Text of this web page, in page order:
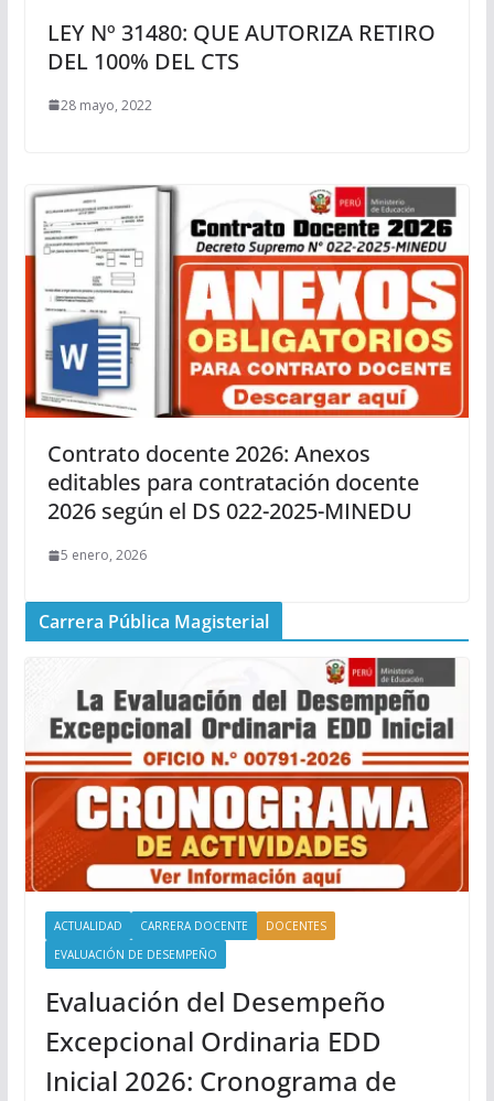
LEY Nº 31480: QUE AUTORIZA RETIRO
DEL 100% DEL CTS
28 mayo, 2022
Contrato docente 2026: Anexos
editables para contratación docente
2026 según el DS 022-2025-MINEDU
5 enero, 2026
Carrera Pública Magisterial
ACTUALIDAD CARRERA DOCENTE
DOCENTES
EVALUACIÓN DE DESEMPEÑO
Evaluación del Desempeño
Excepcional Ordinaria EDD
Inicial 2026: Cronograma de